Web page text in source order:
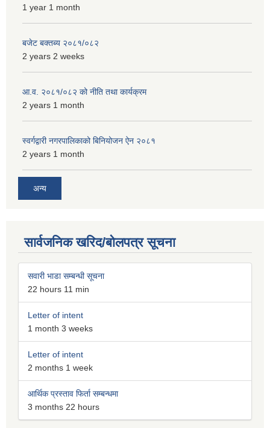
1 year 1 month
बजेट बक्तब्य २०८१/०८२
2 years 2 weeks
आ.व. २०८१/०८२ को नीति तथा कार्यक्रम
2 years 1 month
स्वर्गद्वारी नगरपालिकाको बिनियोजन ऐन २०८१
2 years 1 month
अन्य
सार्वजनिक खरिद/बोलपत्र सूचना
सवारी भाडा सम्बन्धी सूचना
22 hours 11 min
Letter of intent
1 month 3 weeks
Letter of intent
2 months 1 week
आर्थिक प्रस्ताव फिर्ता सम्बन्धमा
3 months 22 hours